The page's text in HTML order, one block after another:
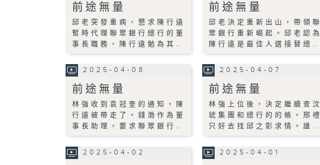
前途無量
邱老突發重病，懇求陳行遠
暫時代理聯眾銀行總行的董
事長職務，陳行遠勉為其…
前途無量
邱老決定重新出山，帶領聯
眾銀行重新崛起。邱老認為
陳行遠是最佳人選接替總…
2025-04-08
前途無量
林強收到袁冠奎的通知，陳
行遠被帶走了。錢渤作為董
事長助理，要求聯眾銀行…
2025-04-07
前途無量
林強上位後，決定繼續查汶
琥集團和總行的的帳。邢禮
只好去找邱之彰求情。誰…
2025-04-02 2025-04-01